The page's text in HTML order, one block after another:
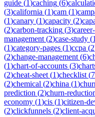
guide (1)caching (6)
(3)california (1)cam (1)
(1)canary (1)capacity (2)
(2)carbon-tracking (3)
management (2)case-study (
(1)category-pages (1)ccpa (2
(2)change-management (6)
(1)chart-of-accounts (3)
(2)cheat-sheet (1)checklist (7
(2)chemical (2)china (1)
prediction (2)churn-
economy (1)cis (1)citizen-
(2)clickfunnels (2)client-